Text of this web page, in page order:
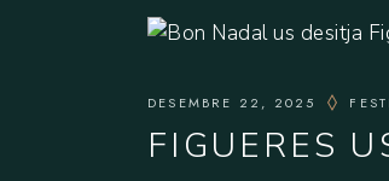
Reserva
Coming Soon
DESEMBRE 22, 2025
FIGUERES